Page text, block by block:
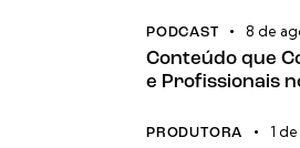
PODCAST 8 de
Conteúdo que
e Profissionais
PRODUTORA 1